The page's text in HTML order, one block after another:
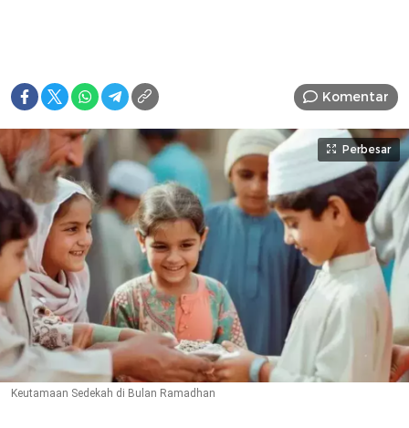
Komentar
Perbesar
Keutamaan Sedekah di Bulan Ramadhan